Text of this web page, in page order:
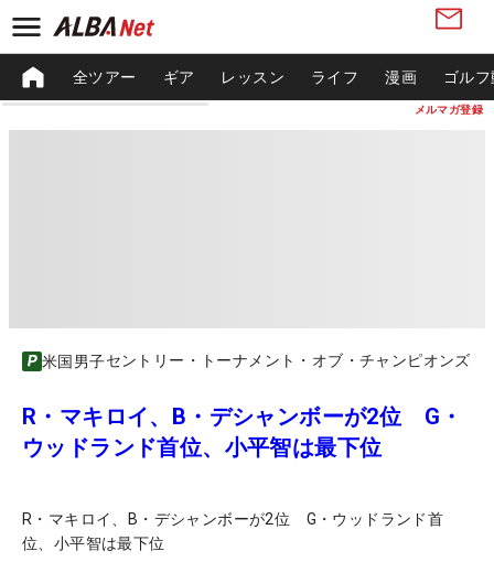
メルマガ登録
全ツアー ギア レッスン ライフ 漫画 ゴル
米国男子セントリー・トーナメント・オブ・チャンピオンズ
R・マキロイ、B・デシャンボーが2位 G・
ウッドランド首位、小平智は最下位
R・マキロイ、B・デシャンボーが2位 G・ウッドランド首
位、小平智は最下位